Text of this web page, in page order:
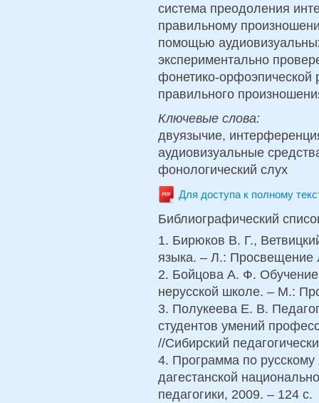
система преодоления
правильному
помощью
экспериментально
фонетико-
правильного
Ключевые слова:
двуязычие,
аудиовизуальные
фонологический слух
Для доступа к полному
Библиографический
1. Бирюков В. Г.,
языка. – Л.: Просвещение
2. Бойцова А. Ф.
нерусской школе. – М.:
3. Полукеева Е. В.
студентов умений
//Сибирский
4. Программа по
дагестанской
педагогики, 2009. – 124 с.